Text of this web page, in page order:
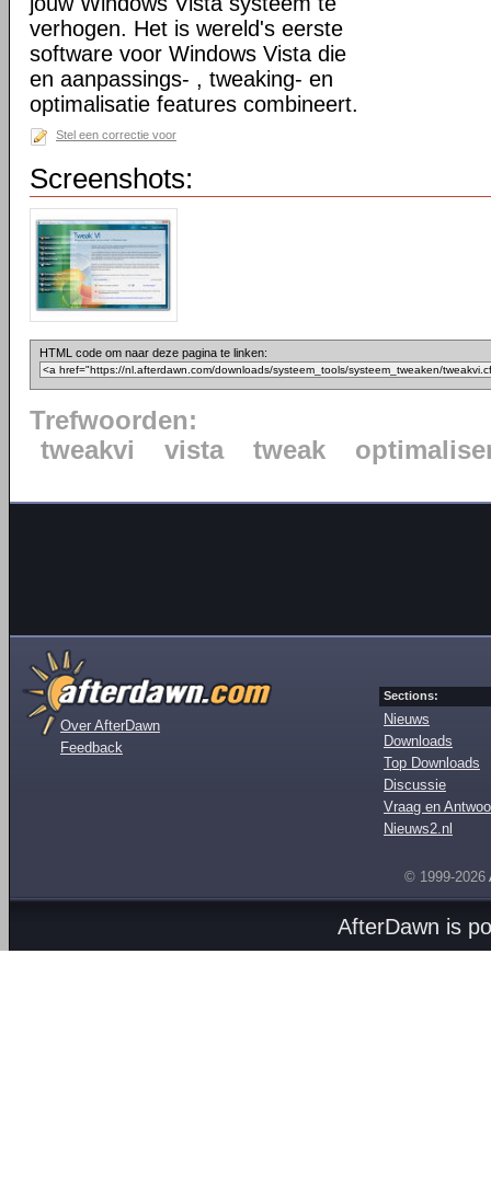
verhogen. Het is wereld's eerste
software voor Windows Vista die
en aanpassings- , tweaking- en
optimalisatie features combineert.
Stel een correctie voor
Screenshots:
HTML code om naar deze pagina te linken:
Trefwoorden:
tweakvi
vista tweak
Over AfterDawn
Feedback
Sections:
Nieuws
Downloads
Top Downloads
Discussie
Vraag en
Nieuws2.nl
© 1999-2026
AfterDawn is